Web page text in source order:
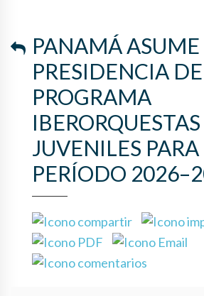
PANAMÁ
PRESIDENCIA
PROGRAMA
IBERORQUESTAS
JUVENILES PARA
PERÍODO